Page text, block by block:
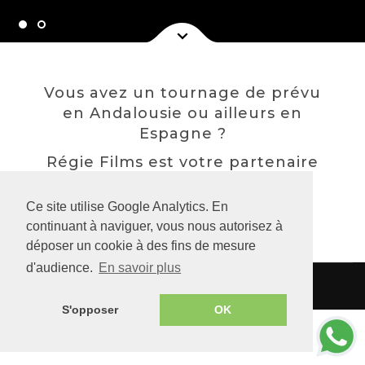
Ce site utilise Google Analytics. En
continuant à naviguer, vous nous autorisez à
déposer un cookie à des fins de mesure
d'audience. En savoir plus
S'opposer OK
Vous avez un tournage de prévu
en Andalousie ou ailleurs en
Espagne ?
Régie Films est votre partenaire
accompagner.